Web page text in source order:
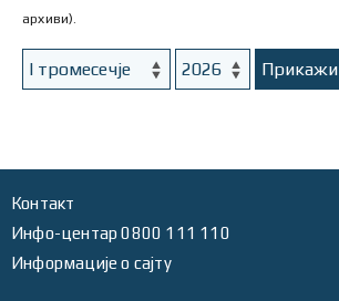
архиви).
Прикажи
Контакт
Инфо-центар 0800 111 110
Информације о сајту